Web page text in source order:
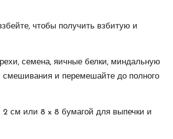
чтобы получить взбитую и
семена, яичные белки, миндальную
и перемешайте до полного
2 см или 8 x 8 бумагой для выпечки и